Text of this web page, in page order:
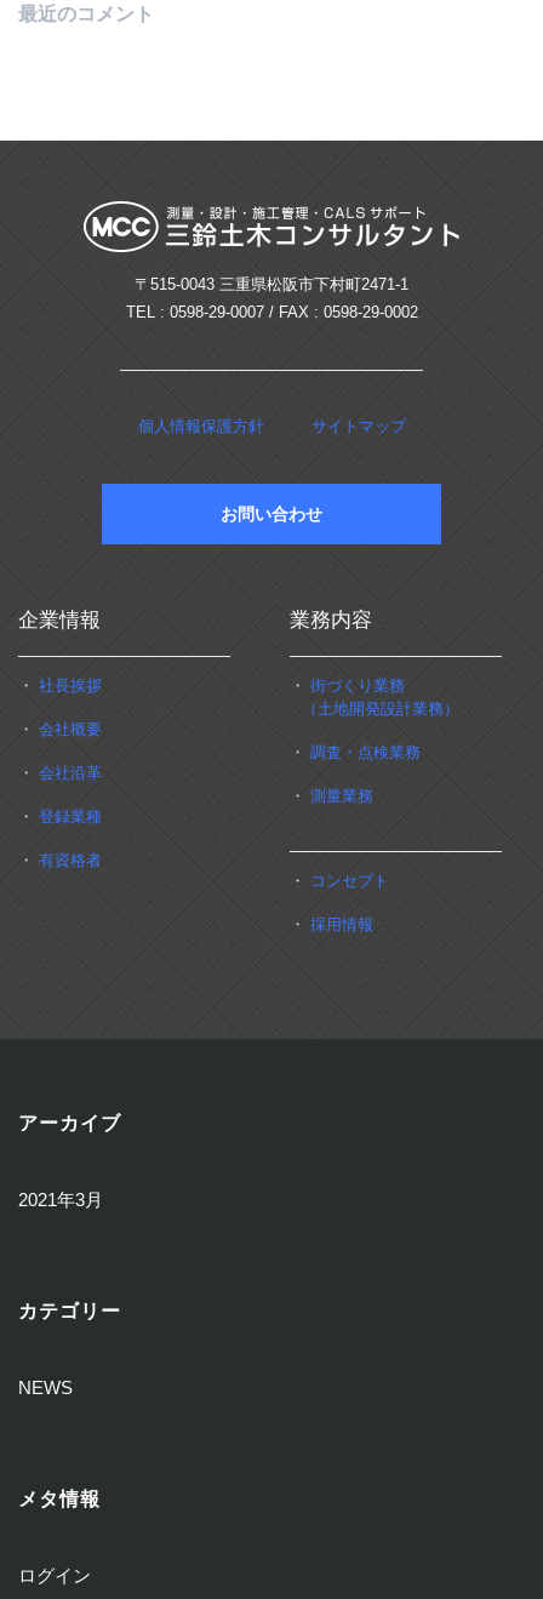
シ
最近のコメント
〒515-0043 三重県松阪市下村町2471-1
TEL : 0598-29-0007 / FAX : 0598-29-0002
個人情報保護方針 サイトマップ
お問い合わせ
企業情報
・ 社長挨拶
・ 会社概要
・ 会社沿革
・ 登録業種
・ 有資格者
業務内容
・ 街づくり業務
（土地開発設計業務）
・ 調査・点検業務
・ 測量業務
・ コンセプト
・ 採用情報
アーカイブ
2021年3月
カテゴリー
NEWS
メタ情報
ログイン